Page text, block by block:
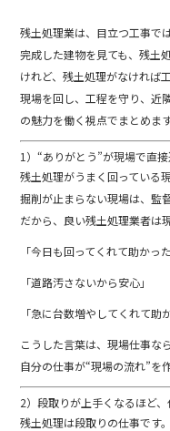
残土処理業は、目立つ工事で
完成した建物を見ても、残土
けれど、残土処理がなければ
現場を回し、工程を守り、近
の魅力を働く視点でまとめます
1）“ありがとう”が現場で直
残土処理がうまく回っている
掘削が止まらない現場は、監
だから、良い残土処理業者は
「今日も回ってくれて助かった
「道路汚さないから安心」
「急に台数増やしてくれて助
こうした言葉は、現場仕事な
自分の仕事が“現場の流れ”を
2）段取りが上手くなるほど
残土処理は段取りの仕事です。